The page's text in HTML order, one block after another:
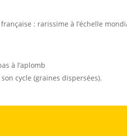
: rarissime à l’échelle
à l’aplomb
cycle (graines dispersées).